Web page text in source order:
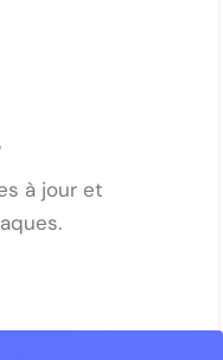
à jour et